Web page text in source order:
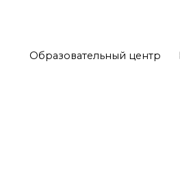
Образовательный центр